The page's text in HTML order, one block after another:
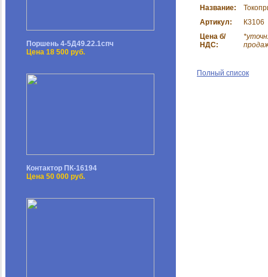
Поршень 4-5Д49.22.1спч
Цена 18 500 руб.
Контактор ПК-16194
Цена 50 000 руб.
Название:
Артикул:
К3106
Цена б/
НДС:
Полный список